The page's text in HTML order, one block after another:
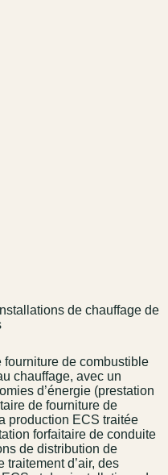
de chauffage de
fourniture de combustible
chauffage, avec un
d’énergie (prestation
de fourniture de
production ECS traitée
forfaitaire de conduite
de distribution de
d’air, des